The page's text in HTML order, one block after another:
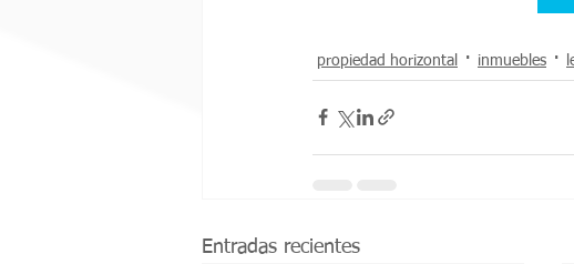
propiedad horizontal inmuebles
Entradas recientes